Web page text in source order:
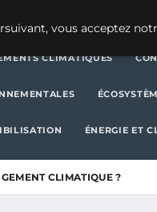
CLIMATIQUES
ÉNERGIE ET
CLIMATIQUE ?
vous acceptez